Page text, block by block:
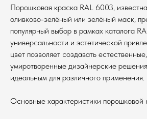
Порошковая краска RAL 6003,
оливково-зелёный или зелёный маск,
популярный выбор в рамках каталога
универсальности и эстетической
цвет позволяет создавать
умиротворенные дизайнерские
идеальным для различного применения.
Основные характеристики порошковой